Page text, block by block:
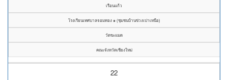
เรือนแก้ว
โรงเรียนเทศบาลจอมทอง ๑ (ชุมชนบ้านข่วงเปาเหนือ)
วัดขะแมด
คณะจังหวัดเชียงใหม่
22